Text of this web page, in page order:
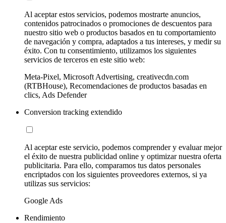
Al aceptar estos servicios, podemos mostrarte anuncios,
contenidos patrocinados o promociones de descuentos para
nuestro sitio web o productos basados en tu comportamiento
de navegación y compra, adaptados a tus intereses, y medir su
éxito. Con tu consentimiento, utilizamos los siguientes
servicios de terceros en este sitio web:
Meta-Pixel, Microsoft Advertising, creativecdn.com
(RTBHouse), Recomendaciones de productos basadas en
clics, Ads Defender
Conversion tracking extendido
Al aceptar este servicio, podemos comprender y evaluar mejor
el éxito de nuestra publicidad online y optimizar nuestra oferta
publicitaria. Para ello, comparamos tus datos personales
encriptados con los siguientes proveedores externos, si ya
utilizas sus servicios:
Google Ads
Rendimiento